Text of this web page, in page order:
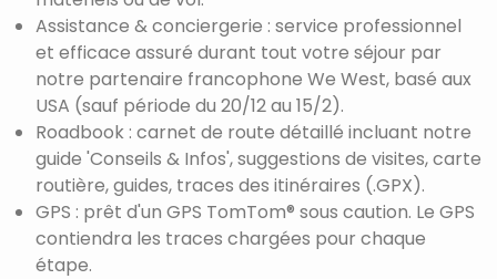
Assistance & conciergerie : service professionnel
et efficace assuré durant tout votre séjour par
notre partenaire francophone We West, basé aux
USA (sauf période du 20/12 au 15/2).
Roadbook : carnet de route détaillé incluant notre
guide 'Conseils & Infos', suggestions de visites, carte
routière, guides, traces des itinéraires (.GPX).
GPS : prêt d'un GPS TomTom® sous caution. Le GPS
contiendra les traces chargées pour chaque
étape.